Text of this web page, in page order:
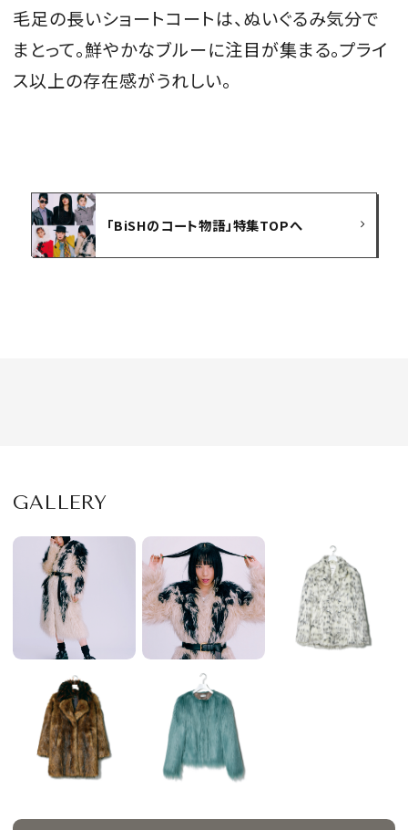
毛足の長いショートコートは、ぬいぐるみ気分で
まとって。鮮やかなブルーに注目が集まる。プライ
ス以上の存在感がうれしい。
「BiSHのコート物語」特集TOPへ
GALLERY